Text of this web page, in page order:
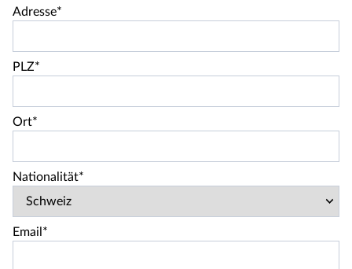
Adresse*
PLZ*
Ort*
Nationalität*
Email*